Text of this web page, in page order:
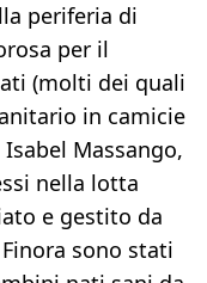
periferia di
per il
(molti dei quali
in camicie
Massango,
nella lotta
e gestito da
sono stati